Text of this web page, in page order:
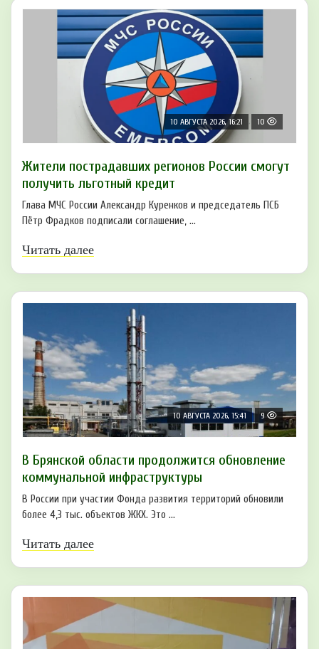
10 АВГУСТА 2026, 16:21 10
Жители пострадавших регионов России смогут
получить льготный кредит
Глава МЧС России Александр Куренков и председатель ПСБ
Пётр Фрадков подписали соглашение, ...
Читать далее
10 АВГУСТА 2026, 15:41 9
В Брянской области продолжится обновление
коммунальной инфраструктуры
В России при участии Фонда развития территорий обновили
более 4,3 тыс. объектов ЖКХ. Это ...
Читать далее